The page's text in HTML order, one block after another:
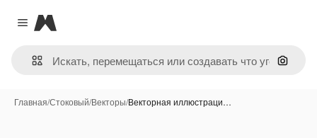
Close menu
Magnific
Поиск
Главная/Стоковый/Векторы/Векторная иллюстраци…